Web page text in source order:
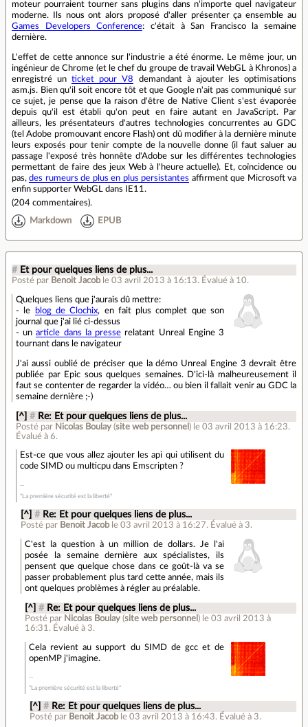
moteur pourraient tourner sans plugins dans n'importe quel navigateur
moderne. Ils nous ont alors proposé d'aller présenter ça ensemble au
Games Developers Conference: c'était à San Francisco la semaine
dernière.
L'effet de cette annonce sur l'industrie a été énorme. Le même jour, un
ingénieur de Chrome (et le chef du groupe de travail WebGL à Khronos) a
enregistré unticket pour V8
demandant à ajouter les optimisations
asm.js. Bien qu'il soit encore tôt et que Google n'ait pas communiqué sur
ce sujet, je pense que la raison d'être de Native Client s'est évaporée
depuis qu'il est établi qu'on peut en faire autant en JavaScript. Par
ailleurs, les présentateurs d'autres technologies concurrentes au GDC
(tel Adobe promouvant encore Flash) ont dû modifier à la dernière minute
leurs exposés pour tenir compte de la nouvelle donne (il faut saluer au
passage l'exposé très honnête d'Adobe sur les différentes technologies
permettant de faire des jeux Web à l'heure actuelle). Et, coïncidence ou
pas,des rumeurs de plus en plus persistantes affirment que Microsoft va
enfin supporter WebGL dans IE11.
(204 commentaires).
Markdown EPUB
# Et pour quelques liens de plus...
Posté par Benoit Jacob le 03 avril 2013 à 16:13. Évalué à 10.
Quelques liens que j'aurais dû mettre:
- le
blog de Clochix, en fait plus complet que son
journal que j'ai lié ci-dessus
- unarticle dans la presse relatant Unreal Engine 3
tournant dans le navigateur
J'ai aussi oublié de préciser que la démo Unreal Engine 3 devrait être
publiée par Epic sous quelques semaines. D'ici-là malheureusement il
faut se contenter de regarder la vidéo… ou bien il fallait venir au GDC la
semaine dernière ;-)
[^] # Re: Et pour quelques liens de plus...
Posté par Nicolas Boulay (site web personnel ) le 03 avril 2013 à 16:23.
Évalué à6.
Est-ce que vous allez ajouter les api qui utilisent du
code SIMD ou multicpu dans Emscripten ?
"La première sécurité est la liberté"
[^] # Re: Et pour quelques liens de plus...
Posté par Benoit Jacob le 03 avril 2013 à 16:27. Évalué à 3.
C'est la question à un million de dollars. Je l'ai
posée la semaine dernière aux spécialistes, ils
pensent que quelque chose dans ce goût-là va se
passer probablement plus tard cette année, mais ils
ont quelques problèmes à régler au préalable.
[^] # Re: Et pour quelques liens de plus...
Posté par Nicolas Boulay (site web personnel ) le 03 avril 2013 à
16:31 . Évalué à 3.
Cela revient au support du SIMD de gcc et de
openMP j'imagine.
"La première sécurité est la liberté"
[^] # Re: Et pour quelques liens de plus...
Posté par Benoit Jacob le 03 avril 2013 à 16:43. Évalué à 3.